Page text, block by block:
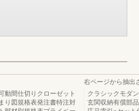
動間仕切りクローゼット
り図規格表発注書特注対
右ページから抽出
クラシックモダ
玄関収納有償部